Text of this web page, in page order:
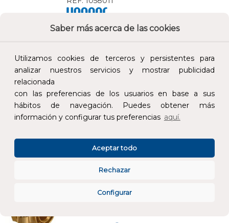
Saber más acerca de las cookies
Utilizamos cookies de terceros y persistentes para
analizar nuestros servicios y mostrar publicidad
relacionada
con las preferencias de los usuarios en base a sus
hábitos de navegación. Puedes obtener más
información y configurar tus preferencias aquí.
Configurar
Rechazar
Aceptar todo
Añade al carrito y sigue el proceso de
1,02 €
AÑADIR AL CARRITO
REF:1018339
compra para ver la disponibilidad y los